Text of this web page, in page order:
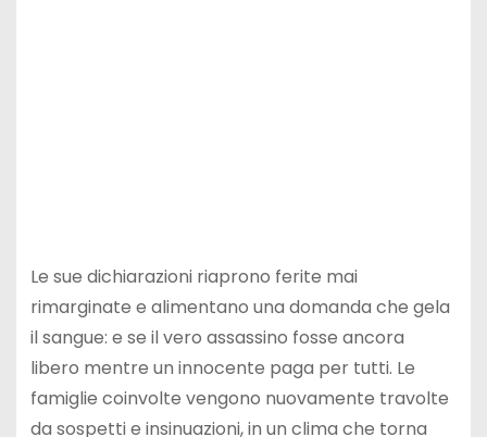
Le sue dichiarazioni riaprono ferite mai
rimarginate e alimentano una domanda che gela
il sangue: e se il vero assassino fosse ancora
libero mentre un innocente paga per tutti. Le
famiglie coinvolte vengono nuovamente travolte
da sospetti e insinuazioni, in un clima che torna